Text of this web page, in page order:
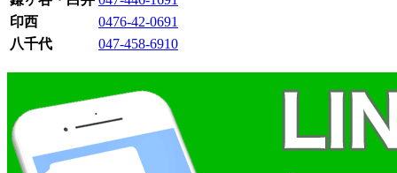
印西
0476-42-0691
八千代
047-458-6910